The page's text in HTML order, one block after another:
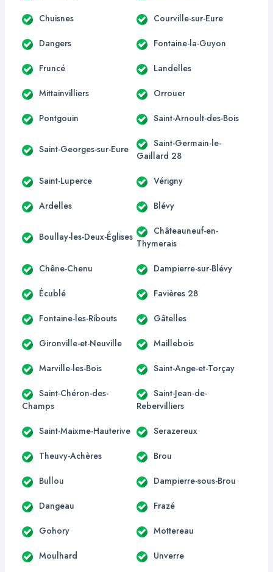
Chuisnes Courville-sur-Eure
Dangers Fontaine-la-Guyon
Fruncé Landelles
Mittainvilliers Orrouer
Pontgouin Saint-Arnoult-des-Bois
Saint-Georges-sur-Eure
Saint-Germain-le-
Gaillard 28
Saint-Luperce Vérigny
Ardelles Blévy
Boullay-les-Deux-Églises
Châteauneuf-en-
Thymerais
Chêne-Chenu Dampierre-sur-Blévy
Écublé Favières 28
Fontaine-les-Ribouts Gâtelles
Gironville-et-Neuville Maillebois
Marville-les-Bois Saint-Ange-et-Torçay
Saint-Chéron-des-
Champs
Saint-Jean-de-
Rebervilliers
Saint-Maixme-Hauterive Serazereux
Theuvy-Achères Brou
Bullou Dampierre-sous-Brou
Dangeau Frazé
Gohory Mottereau
Moulhard Unverre